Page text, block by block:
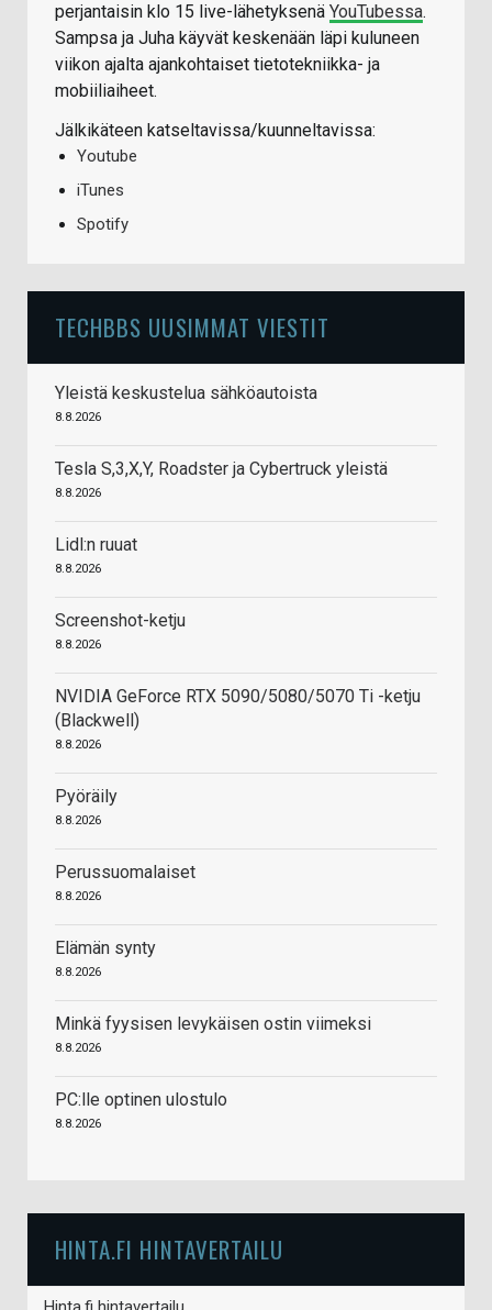
perjantaisin klo 15 live-lähetyksenä YouTubessa.
Sampsa ja Juha käyvät keskenään läpi kuluneen
viikon ajalta ajankohtaiset tietotekniikka- ja
mobiiliaiheet.
Jälkikäteen katseltavissa/kuunneltavissa:
Youtube
iTunes
Spotify
TECHBBS UUSIMMAT VIESTIT
Yleistä keskustelua sähköautoista
8.8.2026
Tesla S,3,X,Y, Roadster ja Cybertruck yleistä
8.8.2026
Lidl:n ruuat
8.8.2026
Screenshot-ketju
8.8.2026
NVIDIA GeForce RTX 5090/5080/5070 Ti -ketju
(Blackwell)
8.8.2026
Pyöräily
8.8.2026
Perussuomalaiset
8.8.2026
Elämän synty
8.8.2026
Minkä fyysisen levykäisen ostin viimeksi
8.8.2026
PC:lle optinen ulostulo
8.8.2026
HINTA.FI HINTAVERTAILU